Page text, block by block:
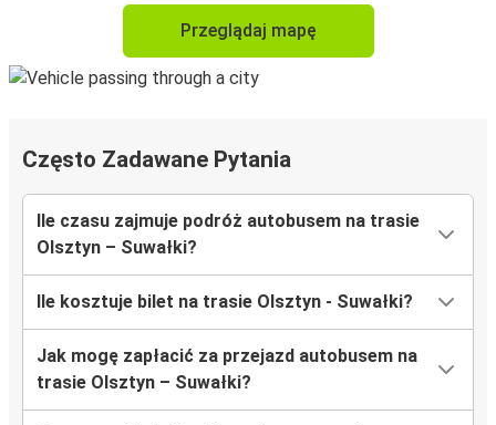
Przeglądaj mapę
Często Zadawane Pytania
Ile czasu zajmuje podróż autobusem na trasie
Olsztyn – Suwałki?
Ile kosztuje bilet na trasie Olsztyn - Suwałki?
Jak mogę zapłacić za przejazd autobusem na
trasie Olsztyn – Suwałki?